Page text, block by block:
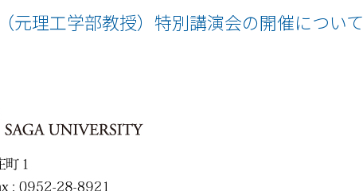
元理工学部教授）特別講演会の開催について